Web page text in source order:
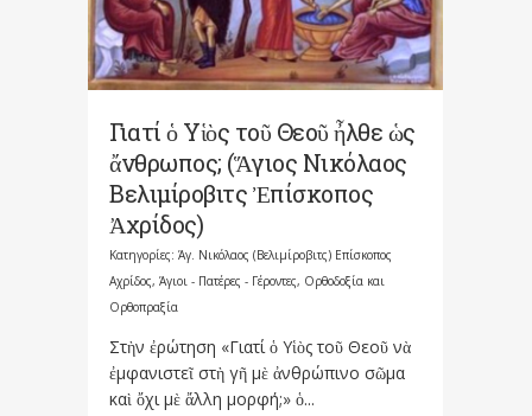
Γιατί ὁ Υἱὸς τοῦ Θεοῦ ἦλθε ὡς
ἄνθρωπος; (Ἅγιος Νικόλαος
Βελιμίροβιτς Ἐπίσκοπος
Ἀχρίδος)
Κατηγορίες: Άγ. Νικόλαος (Βελιμίροβιτς) Επίσκοπος
Αχρίδος, Άγιοι - Πατέρες - Γέροντες, Ορθοδοξία και
Ορθοπραξία
Στὴν ἐρώτηση «Γιατί ὁ Υἱὸς τοῦ Θεοῦ νὰ
ἐμφανιστεῖ στὴ γῆ μὲ ἀνθρώπινο σῶμα
καὶ ὄχι μὲ ἄλλη μορφή;» ὁ...